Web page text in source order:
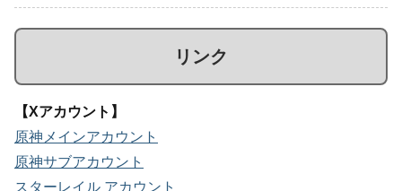
リンク
【Xアカウント】
原神メインアカウント
原神サブアカウント
スターレイル アカウント